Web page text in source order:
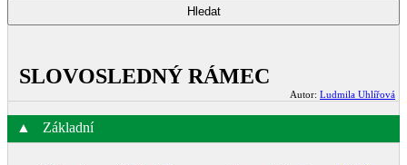
SLOVOSLEDNÝ RÁMEC
Autor: Ludmila Uhlířová
▲ Základní